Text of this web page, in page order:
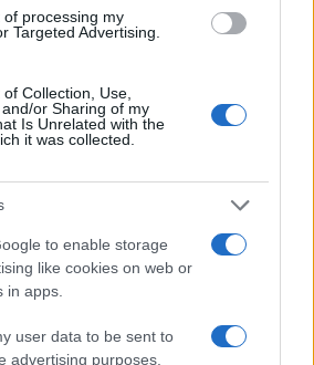
processing my
Targeted Advertising.
Collection, Use,
or Sharing of my
Is Unrelated with the
it was collected.
to enable storage
like cookies on web or
in apps.
user data to be sent to
advertising purposes.
ταΐζει στην κόρη τους
Απολαμβάνει τα
παιδιά της στη θάλασσα –
– Βαλεντίνη:
τους – Φωτογραφίες